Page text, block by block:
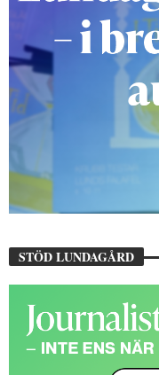
STÖD LUNDAGÅRD